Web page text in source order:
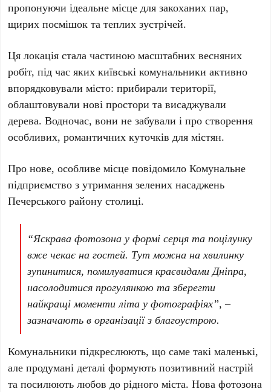
пропонуючи ідеальне місце для закоханих пар,
щирих посмішок та теплих зустрічей.
Ця локація стала частиною масштабних весняних
робіт, під час яких київські комунальники активно
впорядковували місто: прибирали території,
облаштовували нові простори та висаджували
дерева. Водночас, вони не забували і про створення
особливих, романтичних куточків для містян.
Про нове, особливе місце повідомилоКомунальне
підприємство з утримання зелених насаджень
Печерського району столиці.
“Яскрава фотозона у формі серця та поцілунку
вже чекає на гостей. Тут можна на хвилинку
зупинитися, помилуватися краєвидами Дніпра,
насолодитися прогулянкою та зберегти
найкращі моменти літа у фотографіях”, –
зазначають в організації з благоустрою.
Комунальники підкреслюють, що саме такі маленькі,
але продумані деталі формують позитивний настрій
та посилюють любов до рідного міста. Нова фотозона